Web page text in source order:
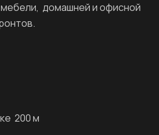
мебели, домашней и офисной
200 м